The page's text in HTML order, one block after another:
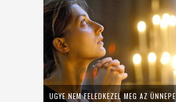
UGYE NEM FELEDKEZEL MEG AZ